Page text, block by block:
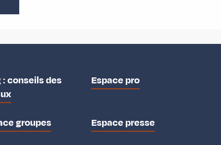
: conseils des
Espace pro
groupes Espace presse